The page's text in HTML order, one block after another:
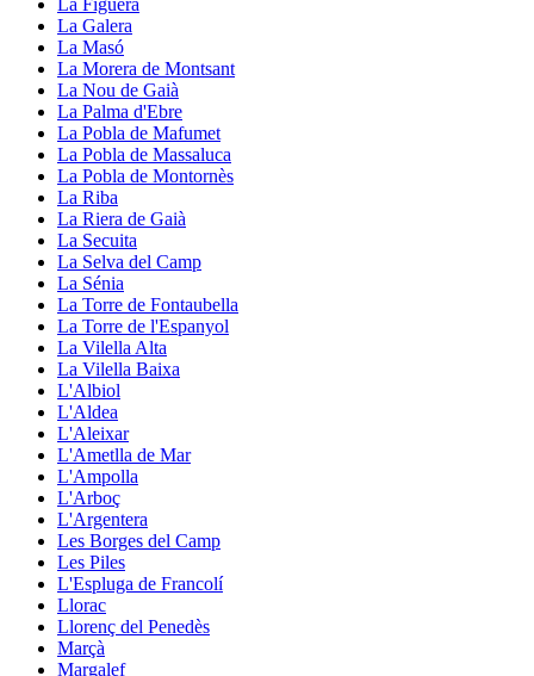
La Galera
La Masó
La Morera de Montsant
La Nou de Gaià
La Palma d'Ebre
La Pobla de Mafumet
La Pobla de Massaluca
La Pobla de Montornès
La Riba
La Riera de Gaià
La Secuita
La Selva del Camp
La Sénia
La Torre de Fontaubella
La Torre de l'Espanyol
La Vilella Alta
La Vilella Baixa
L'Albiol
L'Aldea
L'Aleixar
L'Ametlla de Mar
L'Ampolla
L'Arboç
L'Argentera
Les Borges del Camp
Les Piles
L'Espluga de Francolí
Llorac
Llorenç del Penedès
Marçà
Margalef